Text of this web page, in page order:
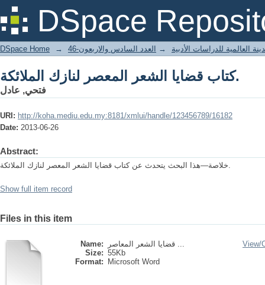
DSpace
DSpace Home → العالمية للدراسات الأدبية → العدد السادس والاربعون-46
كتاب قضايا الشعر المعصر لنازك الملائكة.
فتحي, عادل
URI: http://koha.mediu.edu.my:8181/xmlui/handle/123456789/16182
Date: 2013-06-26
Abstract:
خلاصة—هذا البحث يتحدث عن كتاب قضايا الشعر المعصر لنازك الملائكة.
Show full item record
Files in this item
Name:
قضايا الشعر المعاصر ...
Size: 55Kb
Format:
Microsoft Word
View/